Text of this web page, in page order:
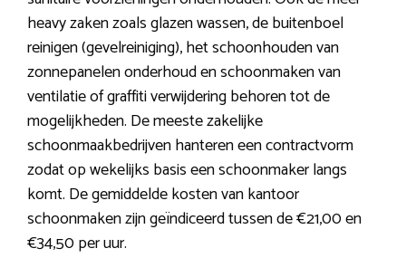
heavy zaken zoals glazen wassen, de buitenboel
reinigen (gevelreiniging), het schoonhouden van
zonnepanelen onderhoud en schoonmaken van
ventilatie of graffiti verwijdering behoren tot de
mogelijkheden. De meeste zakelijke
schoonmaakbedrijven hanteren een contractvorm
zodat op wekelijks basis een schoonmaker langs
komt. De gemiddelde kosten van kantoor
schoonmaken zijn geïndiceerd tussen de €21,00 en
€34,50 per uur.